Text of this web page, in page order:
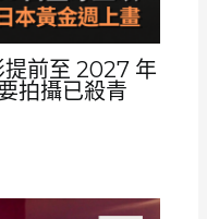
提前至 2027 年
拍攝已殺青